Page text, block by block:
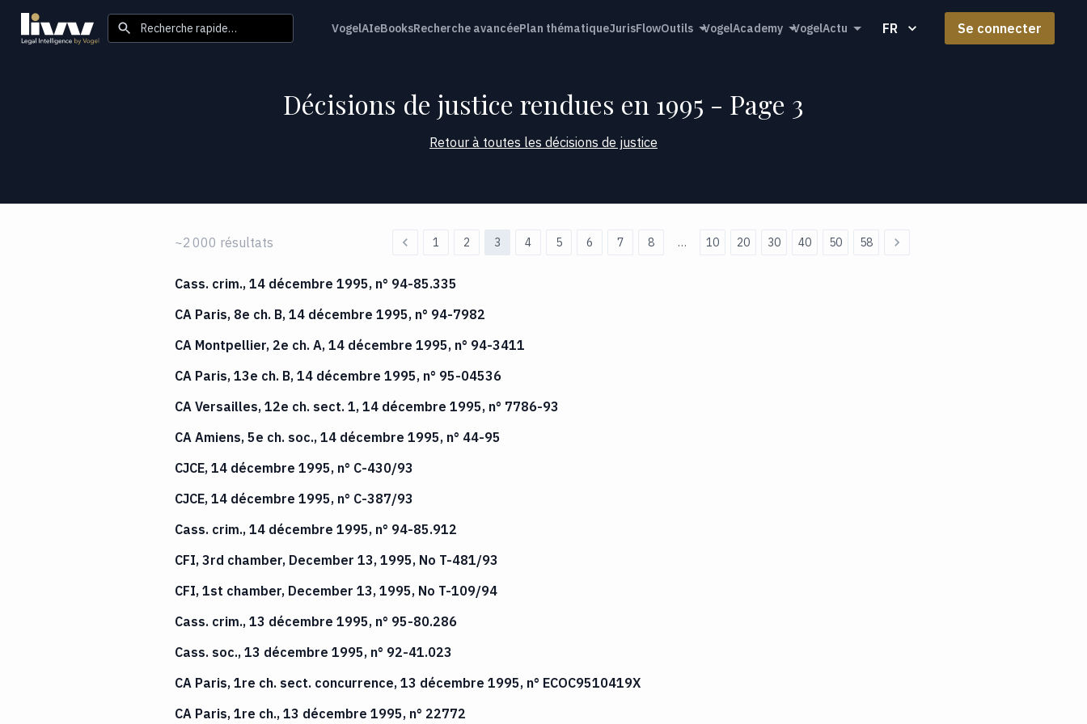
Recherche rapide… VogelAIeBooksRecherche avancéePlan thématiqueJurisFlowOutils VogelAcademy VogelActu FR Se connecter
Décisions de justice rendues en 1995 - Page 3
Retour à toutes les décisions de justice
~2 000 résultats 1 2 3 4 5 6 7 8 … 10 20 30 40 50 58
Cass. crim., 14 décembre 1995, n° 94-85.335
CA Paris, 8e ch. B, 14 décembre 1995, n° 94-7982
CA Montpellier, 2e ch. A, 14 décembre 1995, n° 94-3411
CA Paris, 13e ch. B, 14 décembre 1995, n° 95-04536
CA Versailles, 12e ch. sect. 1, 14 décembre 1995, n° 7786-93
CA Amiens, 5e ch. soc., 14 décembre 1995, n° 44-95
CJCE, 14 décembre 1995, n° C-430/93
CJCE, 14 décembre 1995, n° C-387/93
Cass. crim., 14 décembre 1995, n° 94-85.912
CFI, 3rd chamber, December 13, 1995, No T-481/93
CFI, 1st chamber, December 13, 1995, No T-109/94
Cass. crim., 13 décembre 1995, n° 95-80.286
Cass. soc., 13 décembre 1995, n° 92-41.023
CA Paris, 1re ch. sect. concurrence, 13 décembre 1995, n° ECOC9510419X
CA Paris, 1re ch., 13 décembre 1995, n° 22772